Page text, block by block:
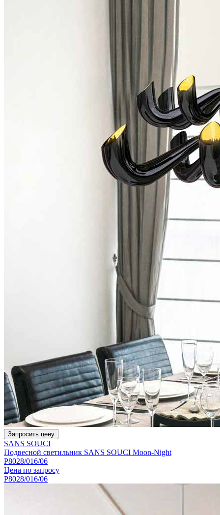
Запросить цену
SANS SOUCI
Подвесной светильник SANS SOUCI Moon-Night
P8028/016/06
Цена по запросу
P8028/016/06